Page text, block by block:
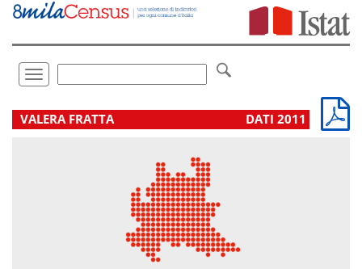
Vai
direttamente
Toggle
navigation
.
VALERA FRATTA DATI 2011